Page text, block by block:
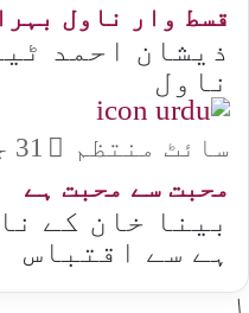
قسط وار ناول
ذیشان احمد
ناول
سائٹ منتظم 31 جولائی, 2022
محبت سے محبت ہے
بینا خان کے
ہے سے اقتباس
۱